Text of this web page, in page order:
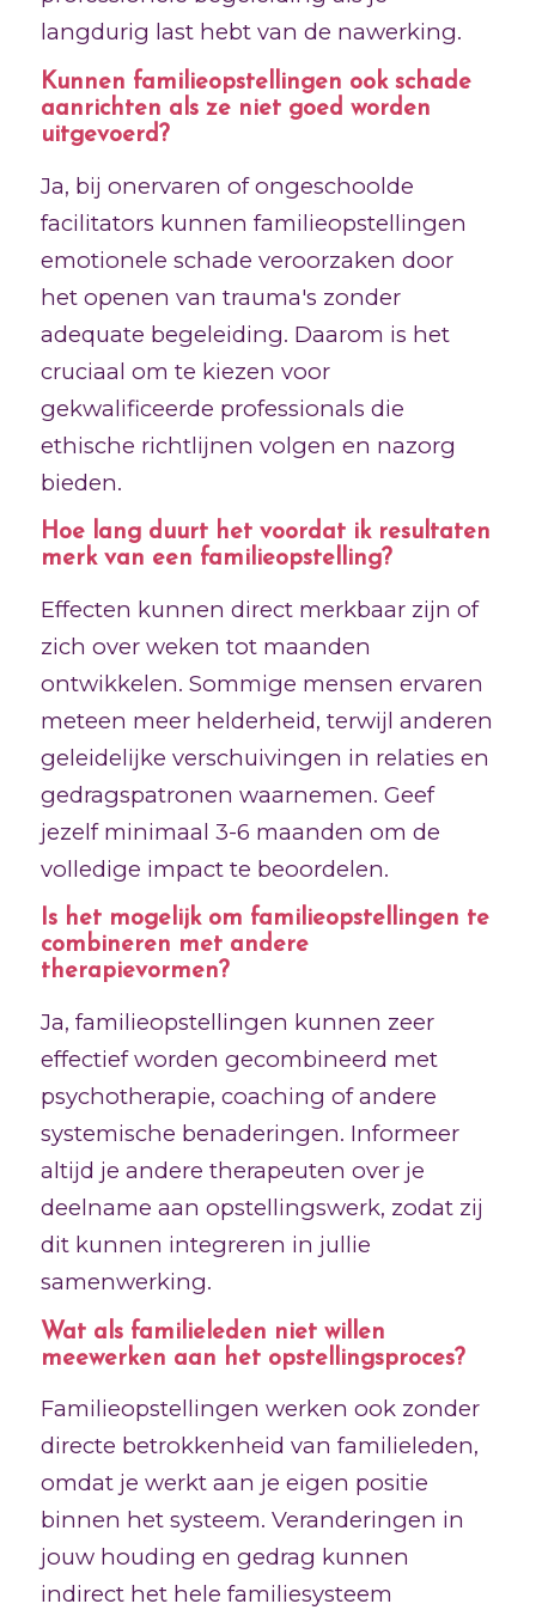
langdurig last hebt van de nawerking.
Kunnen familieopstellingen ook schade
aanrichten als ze niet goed worden
uitgevoerd?
Ja, bij onervaren of ongeschoolde
facilitators kunnen familieopstellingen
emotionele schade veroorzaken door
het openen van trauma's zonder
adequate begeleiding. Daarom is het
cruciaal om te kiezen voor
gekwalificeerde professionals die
ethische richtlijnen volgen en nazorg
bieden.
Hoe lang duurt het voordat ik resultaten
merk van een familieopstelling?
Effecten kunnen direct merkbaar zijn of
zich over weken tot maanden
ontwikkelen. Sommige mensen ervaren
meteen meer helderheid, terwijl anderen
geleidelijke verschuivingen in relaties en
gedragspatronen waarnemen. Geef
jezelf minimaal 3-6 maanden om de
volledige impact te beoordelen.
Is het mogelijk om familieopstellingen te
combineren met andere
therapievormen?
Ja, familieopstellingen kunnen zeer
effectief worden gecombineerd met
psychotherapie, coaching of andere
systemische benaderingen. Informeer
altijd je andere therapeuten over je
deelname aan opstellingswerk, zodat zij
dit kunnen integreren in jullie
samenwerking.
Wat als familieleden niet willen
meewerken aan het opstellingsproces?
Familieopstellingen werken ook zonder
directe betrokkenheid van familieleden,
omdat je werkt aan je eigen positie
binnen het systeem. Veranderingen in
jouw houding en gedrag kunnen
indirect het hele familiesysteem